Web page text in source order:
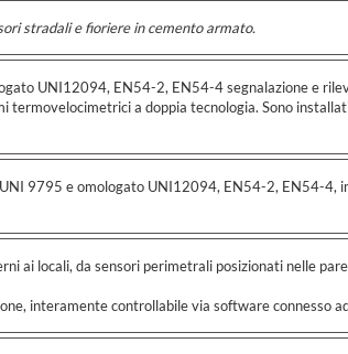
stradali e fioriere in cemento armato.
UNI12094, EN54-2, EN54-4 segnalazione e
a doppia tecnologia. Sono
9795 e omologato UNI12094, EN54-2, EN54-4,
ai locali, da sensori perimetrali posizionati nelle
interamente controllabile via software connesso